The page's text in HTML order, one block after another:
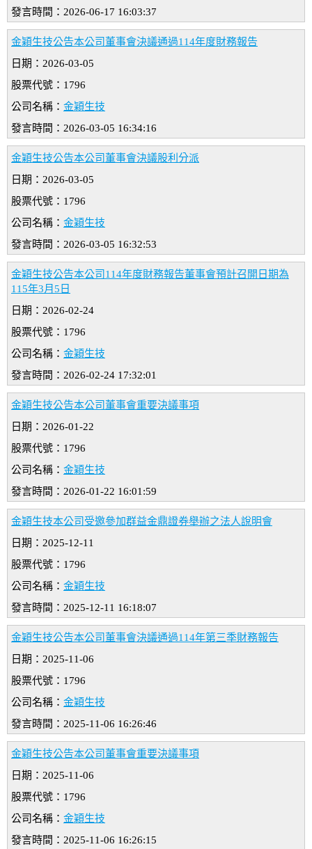
發言時間：2026-06-17 16:03:37
金穎生技公告本公司董事會決議通過114年度財務報告
日期：2026-03-05
股票代號：1796
公司名稱： 金穎生技
發言時間：2026-03-05 16:34:16
金穎生技公告本公司董事會決議股利分派
日期：2026-03-05
股票代號：1796
公司名稱： 金穎生技
發言時間：2026-03-05 16:32:53
金穎生技公告本公司114年度財務報告董事會預計召開日期為
115年3月5日
日期：2026-02-24
股票代號：1796
公司名稱： 金穎生技
發言時間：2026-02-24 17:32:01
金穎生技公告本公司董事會重要決議事項
日期：2026-01-22
股票代號：1796
公司名稱： 金穎生技
發言時間：2026-01-22 16:01:59
金穎生技本公司受邀參加群益金鼎證券舉辦之法人說明會
日期：2025-12-11
股票代號：1796
公司名稱： 金穎生技
發言時間：2025-12-11 16:18:07
金穎生技公告本公司董事會決議通過114年第三季財務報告
日期：2025-11-06
股票代號：1796
公司名稱： 金穎生技
發言時間：2025-11-06 16:26:46
金穎生技公告本公司董事會重要決議事項
日期：2025-11-06
股票代號：1796
公司名稱： 金穎生技
發言時間：2025-11-06 16:26:15